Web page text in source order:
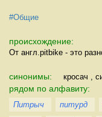
#Общие
происхождение:
От англ.pitbike - это
синонимы: кросач ,
рядом по алфавиту:
Питрыч питурд